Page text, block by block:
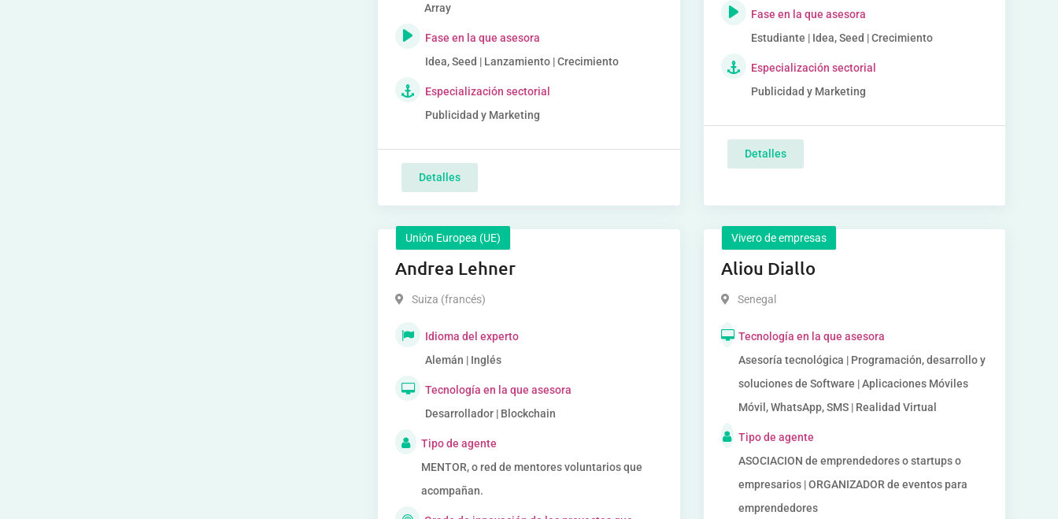
Array
Fase en la que asesora
Idea, Seed | Lanzamiento | Crecimiento
Especialización sectorial
Publicidad y Marketing
Detalles
Fase en la que asesora
Estudiante | Idea, Seed | Crecimiento
Especialización sectorial
Publicidad y Marketing
Detalles
Unión Europea (UE)
Andrea Lehner
Suiza (francés)
Idioma del experto
Alemán | Inglés
Tecnología en la que asesora
Desarrollador | Blockchain
Tipo de agente
MENTOR, o red de mentores voluntarios que
acompañan.
Vivero de empresas
Aliou Diallo
Senegal
Tecnología en la que asesora
Asesoría tecnológica | Programación, desarrollo y
soluciones de Software | Aplicaciones Móviles
Móvil, WhatsApp, SMS | Realidad Virtual
Tipo de agente
ASOCIACION de emprendedores o startups o
empresarios | ORGANIZADOR de eventos para
emprendedores